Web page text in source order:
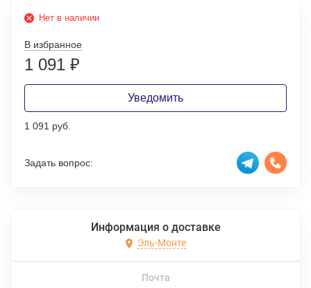
Нет в наличии
В избранное
1 091 ₽
Уведомить
1 091 руб.
Задать вопрос:
Информация о доставке
Эль-Монте
Почта